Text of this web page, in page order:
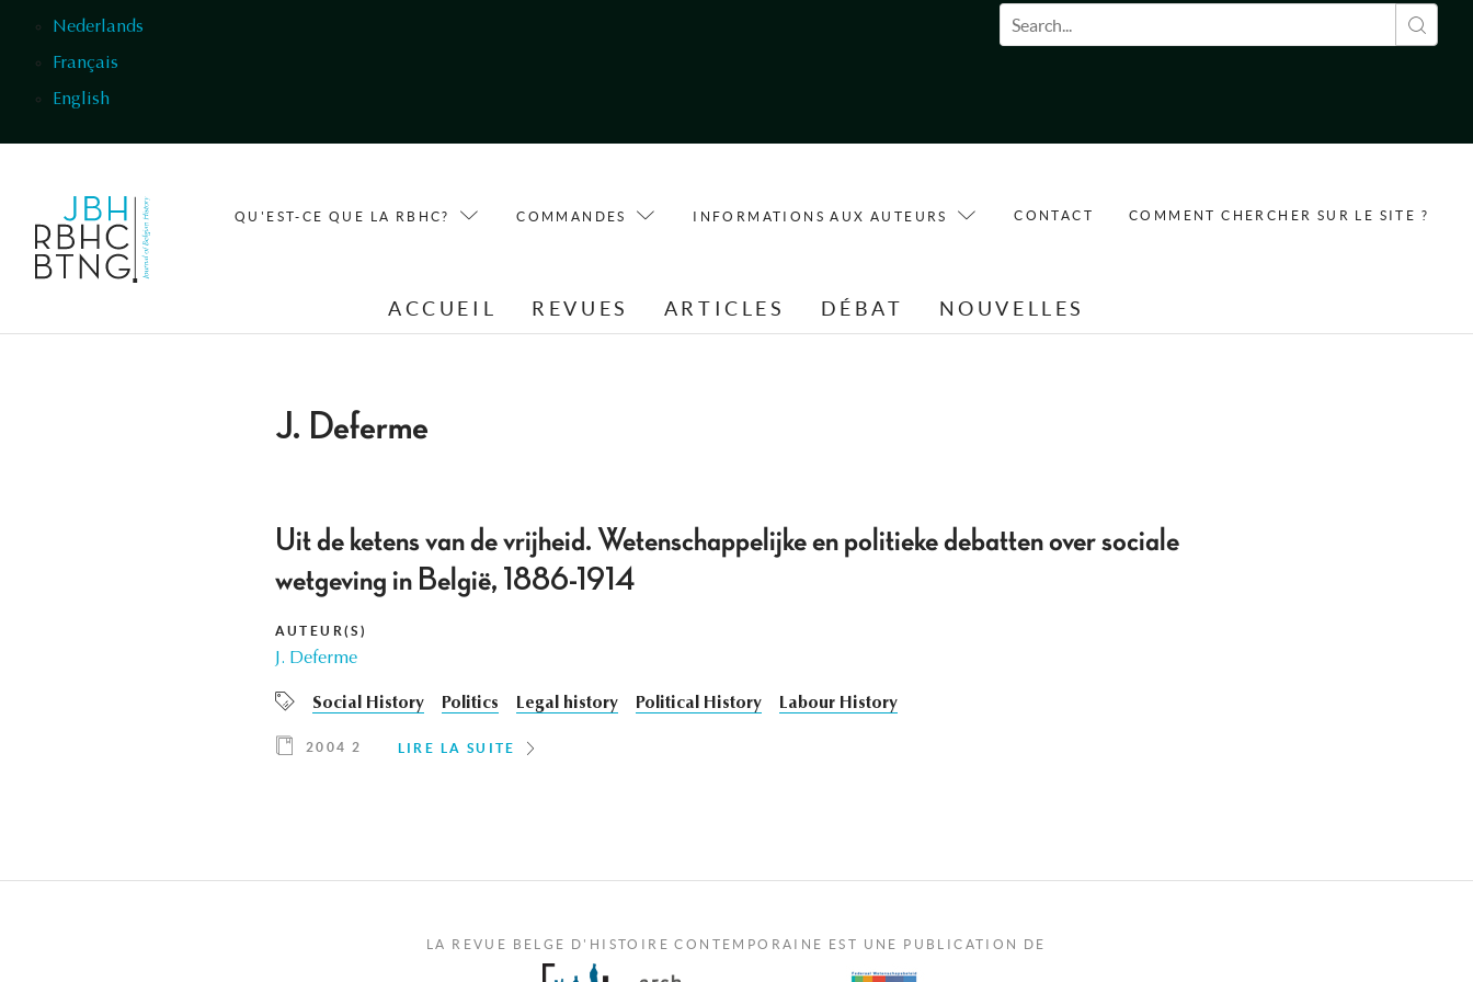
Nederlands
Français
English
Formulaire de recherche
QU'EST-CE QUE LA RBHC? COMMANDES INFORMATIONS AUX AUTEURS CONTACT COMMENT CHERCHER SUR LE SITE ?
ACCUEIL REVUES ARTICLES DÉBAT NOUVELLES
J. Deferme
Uit de ketens van de vrijheid. Wetenschappelijke en politieke debatten over sociale
wetgeving in België, 1886-1914
AUTEUR(S)
J. Deferme
Social History Politics Legal history Political History Labour History
2004 2 LIRE LA SUITE
LA REVUE BELGE D'HISTOIRE CONTEMPORAINE EST UNE PUBLICATION DE